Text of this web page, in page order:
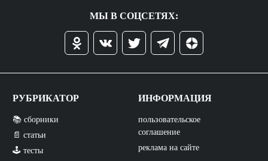
МЫ В СОЦСЕТЯХ:
РУБРИКАТОР
📚 сборники
📄 статьи
🕹️ тесты
ИНФОРМАЦИЯ
пользовательское
соглашение
реклама на сайте